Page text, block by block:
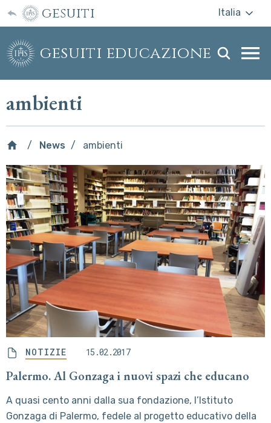
gesuiti Italia
gesuiti educazione
ambienti
News ambienti
NOTIZIE 15.02.2017
Palermo. Al Gonzaga i nuovi spazi che educano
A quasi cento anni dalla sua fondazione, l’Istituto
Gonzaga di Palermo, fedele al progetto educativo della